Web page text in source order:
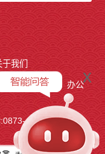
于我们
石屏县人民政府
办公
4858140
x